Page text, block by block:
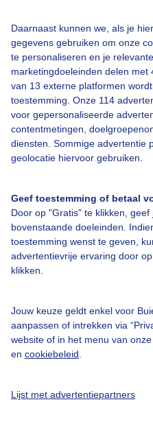
Daarnaast kunnen we, als je
gegevens gebruiken om onze
te personaliseren en je
marketingdoeleinden delen
van 13 externe platformen
toestemming. Onze 114
voor gepersonaliseerde
contentmetingen,
diensten. Sommige advertentie
geolocatie hiervoor gebruiken.
Geef toestemming of betaal
Door op "Gratis" te klikken,
bovenstaande doeleinden.
toestemming wenst te geven,
advertentievrije ervaring door
klikken.
Jouw keuze geldt enkel voor
aanpassen of intrekken via
website of in het menu van
en cookiebeleid
Lijst met advertentiepartners
Een
Over Buienradar
Veelgestelde vragen
Contact
Toegankelijkheid
Buienradar Team
Privacy beleid
Privacy instellingen